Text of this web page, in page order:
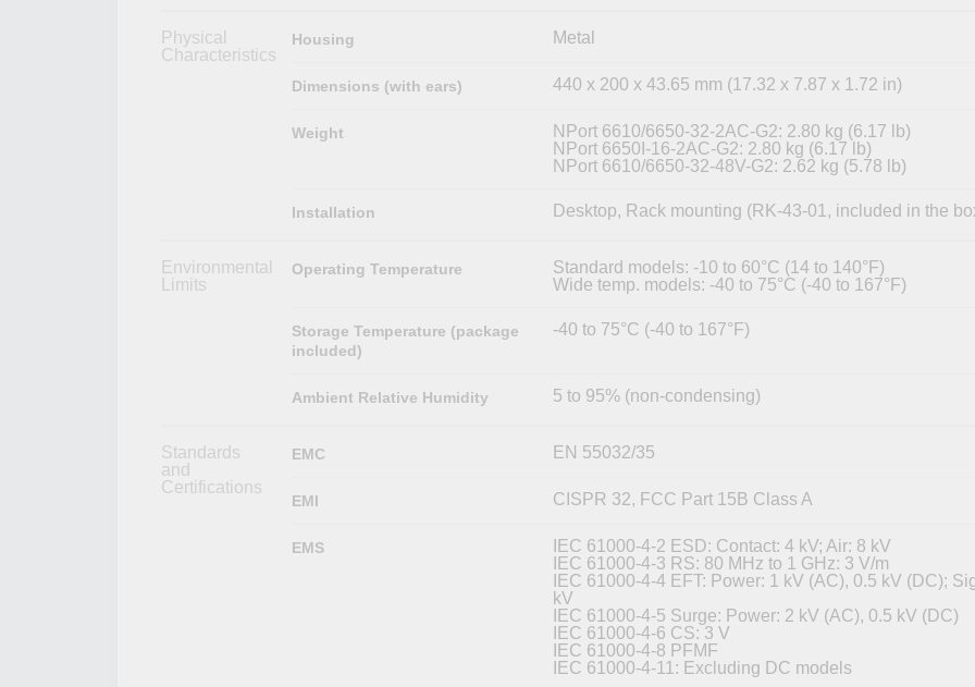
Physical
Characteristics
Housing Metal
Dimensions (with ears) 440 x 200 x 43.65 mm (17.32 x 7.87 x 1.72 in)
Weight
NPort 6610/6650-32-2AC-G2: 2.80 kg (6.17 lb)
NPort 6650I-16-2AC-G2: 2.80 kg (6.17 lb)
NPort 6610/6650-32-48V-G2: 2.62 kg (5.78 lb)
Installation Desktop, Rack mounting (RK-43-01, included in the
Environmental
Limits
Operating Temperature
Standard models: -10 to 60°C (14 to 140°F)
Wide temp. models: -40 to 75°C (-40 to 167°F)
Storage Temperature (package
included)
-40 to 75°C (-40 to 167°F)
Ambient Relative Humidity 5 to 95% (non-condensing)
Standards
and
Certifications
EMC EN 55032/35
EMI CISPR 32, FCC Part 15B Class A
EMS
IEC 61000-4-2 ESD: Contact: 4 kV; Air: 8 kV
IEC 61000-4-3 RS: 80 MHz to 1 GHz: 3 V/m
IEC 61000-4-4 EFT: Power: 1 kV (AC), 0.5 kV (DC);
kV
IEC 61000-4-5 Surge: Power: 2 kV (AC), 0.5 kV (DC)
IEC 61000-4-6 CS: 3 V
IEC 61000-4-8 PFMF
IEC 61000-4-11: Excluding DC models